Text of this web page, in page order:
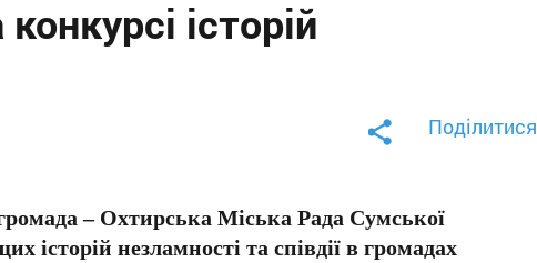
історій
Поділитися
– Охтирська Міська Рада Сумської
історій незламності та співдії в громадах